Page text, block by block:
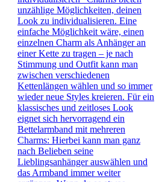
unzählige Möglichkeiten, deinen
Look zu individualisieren. Eine
einfache Möglichkeit wäre, einen
einzelnen Charm als Anhänger an
einer Kette zu tragen – je nach
Stimmung und Outfit kann man
zwischen verschiedenen
Kettenlängen wählen und so immer
wieder neue Styles kreieren. Für ein
klassisches und zeitloses Look
eignet sich hervorragend ein
Bettelarmband mit mehreren
Charms: Hierbei kann man ganz
nach Belieben seine
Lieblingsanhänger auswählen und
das Armband immer weiter